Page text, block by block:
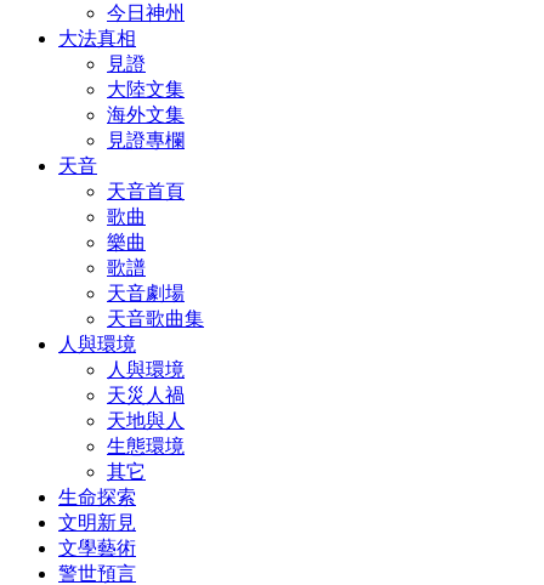
今日神州
大法真相
見證
大陸文集
海外文集
見證專欄
天音
天音首頁
歌曲
樂曲
歌譜
天音劇場
天音歌曲集
人與環境
人與環境
天災人禍
天地與人
生態環境
其它
生命探索
文明新見
文學藝術
警世預言